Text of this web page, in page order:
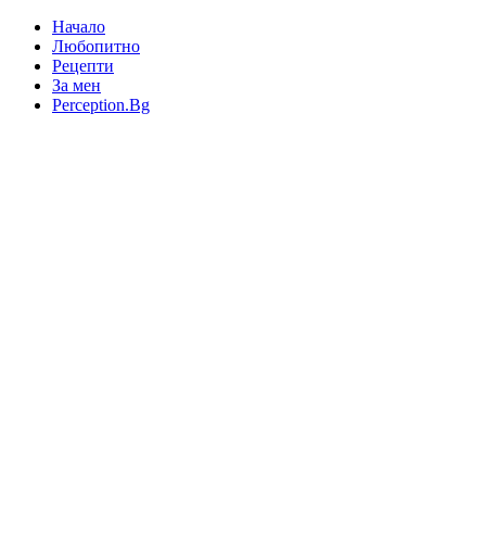
Начало
Любопитно
Рецепти
За мен
Perception.Bg